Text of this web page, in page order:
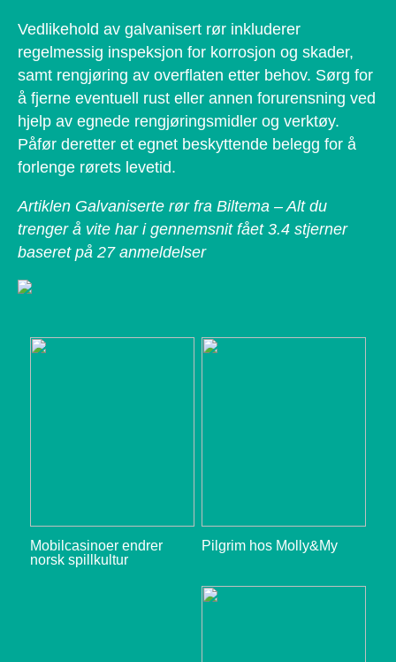
Vedlikehold av galvanisert rør inkluderer
regelmessig inspeksjon for korrosjon og skader,
samt rengjøring av overflaten etter behov. Sørg for
å fjerne eventuell rust eller annen forurensning ved
hjelp av egnede rengjøringsmidler og verktøy.
Påfør deretter et egnet beskyttende belegg for å
forlenge rørets levetid.
Artiklen Galvaniserte rør fra Biltema – Alt du
trenger å vite har i gennemsnit fået 3.4 stjerner
baseret på 27anmeldelser
Mobilcasinoer endrer
norsk spillkultur
Pilgrim hos Molly&My